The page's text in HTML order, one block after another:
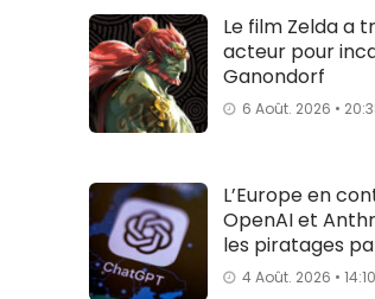
Le film Zelda a
acteur pour
Ganondorf
6 Août. 2026 •
L’Europe en
OpenAI et
les piratages
4 Août. 2026 • 14:10